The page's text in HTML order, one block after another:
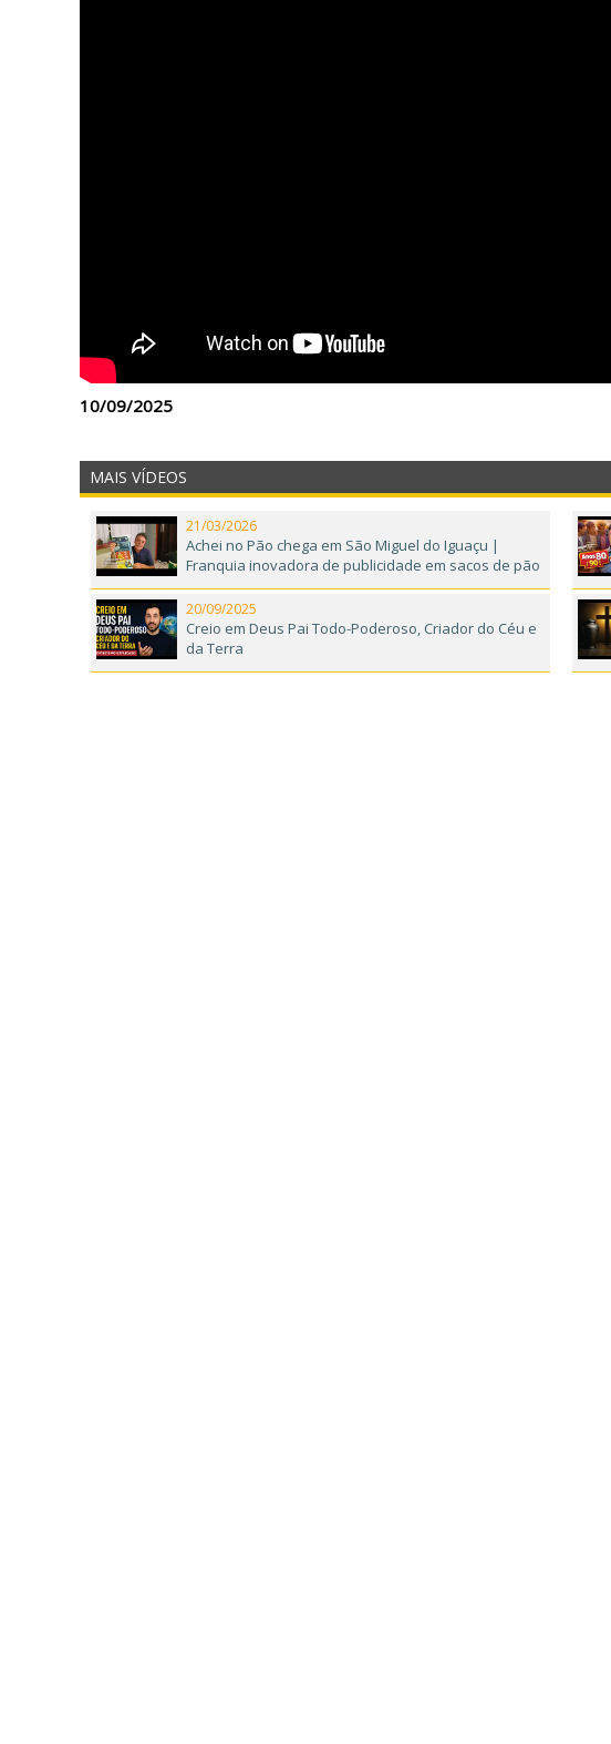
10/09/2025
MAIS VÍDEOS
21/03/2026
Achei no Pão chega em São Miguel do Iguaçu |
Franquia inovadora de publicidade em sacos de pão
20/09/2025
Creio em Deus Pai Todo-Poderoso, Criador do Céu e
da Terra